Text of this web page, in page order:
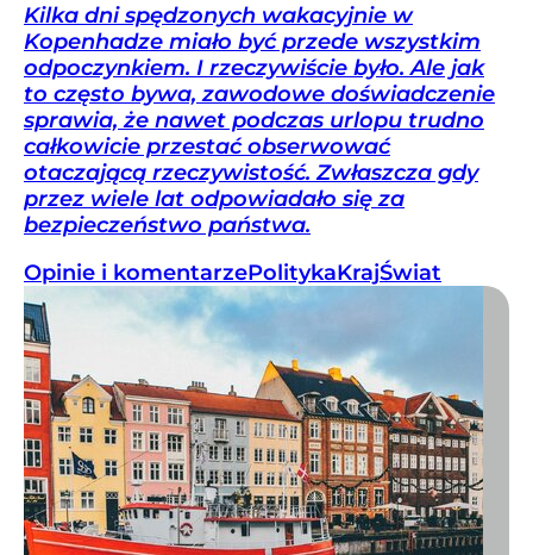
Kilka dni spędzonych wakacyjnie w
Kopenhadze miało być przede wszystkim
odpoczynkiem. I rzeczywiście było. Ale jak
to często bywa, zawodowe doświadczenie
sprawia, że nawet podczas urlopu trudno
całkowicie przestać obserwować
otaczającą rzeczywistość. Zwłaszcza gdy
przez wiele lat odpowiadało się za
bezpieczeństwo państwa.
Opinie i komentarzePolitykaKrajŚwiat